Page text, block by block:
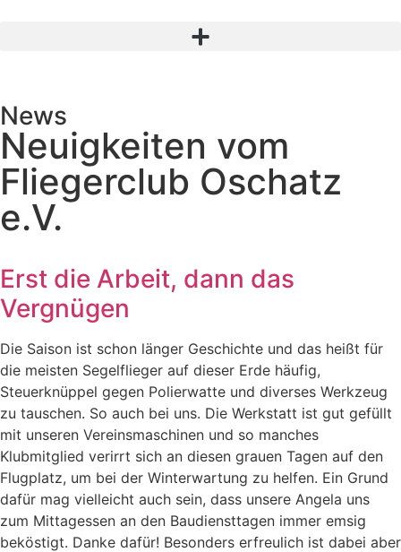
News
Neuigkeiten vom
Fliegerclub Oschatz
e.V.
Erst die Arbeit, dann das
Vergnügen
Die Saison ist schon länger Geschichte und das heißt für
die meisten Segelflieger auf dieser Erde häufig,
Steuerknüppel gegen Polierwatte und diverses Werkzeug
zu tauschen. So auch bei uns. Die Werkstatt ist gut gefüllt
mit unseren Vereinsmaschinen und so manches
Klubmitglied verirrt sich an diesen grauen Tagen auf den
Flugplatz, um bei der Winterwartung zu helfen. Ein Grund
dafür mag vielleicht auch sein, dass unsere Angela uns
zum Mittagessen an den Baudiensttagen immer emsig
beköstigt. Danke dafür! Besonders erfreulich ist dabei aber